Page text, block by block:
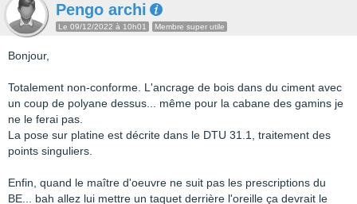
Pengo archi
Le 09/12/2022 à 10h01 Membre super utile
Bonjour,
Totalement non-conforme. L'ancrage de bois dans du ciment avec
un coup de polyane dessus... même pour la cabane des gamins je
ne le ferai pas.
La pose sur platine est décrite dans le DTU 31.1, traitement des
points singuliers.
Enfin, quand le maître d'oeuvre ne suit pas les prescriptions du
BE... bah allez lui mettre un taquet derrière l'oreille ça devrait le